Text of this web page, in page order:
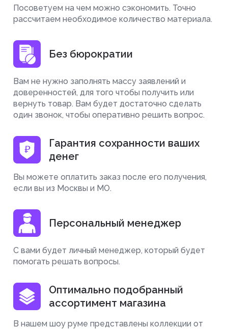
Посоветуем на чем можно сэкономить. Точно
рассчитаем необходимое количество материала.
Без бюрократии
Вам не нужно заполнять массу заявлений и
доверенностей, для того чтобы получить или
вернуть товар. Вам будет достаточно сделать
один звонок, чтобы оперативно решить вопрос.
Гарантия сохранности ваших
денег
Вы можете оплатить заказ после его получения,
если вы из Москвы и МО.
Персональный менеджер
С вами будет личный менеджер, который будет
помогать решать вопросы.
Оптимально подобранный
ассортимент магазина
В нашем шоу руме представлены коллекции от